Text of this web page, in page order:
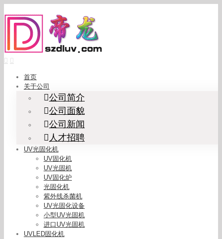
to
content
首页
关于公司
公司简介
公司面貌
公司新闻
人才招聘
UV光固化机
UV固化机
UV光固机
UV固化炉
光固化机
紫外线杀菌机
UV光固化设备
小型UV光固机
进口UV光固机
UVLED固化机